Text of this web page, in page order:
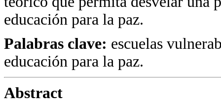
educación para la paz.
Palabras clave: escuelas
educación para la paz.
Abstract